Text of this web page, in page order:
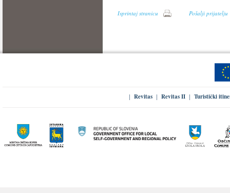
Isprintaj stranicu Pošalji prijatelju
Revitas Revitas II Turistički